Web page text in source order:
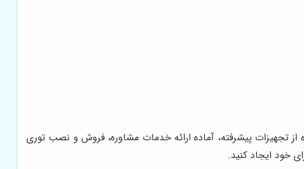
تجهیزات پیشرفته، آماده ارائه خدمات مشاوره، فروش و نصب توری
خود ایجاد کنید.